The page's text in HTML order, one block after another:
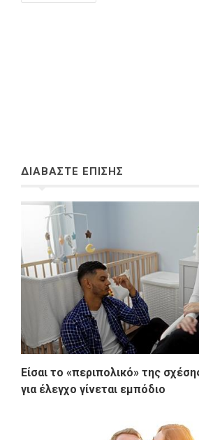
ΔΙΑΒΑΣΤΕ ΕΠΙΣΗΣ
Είσαι το «περιπολικό» της
για έλεγχο γίνεται εμπόδιο